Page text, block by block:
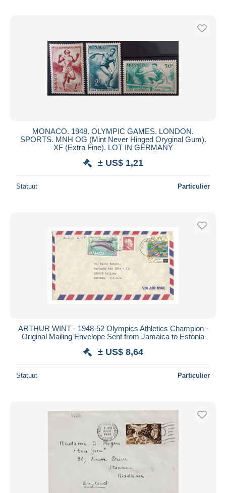
MONACO. 1948. OLYMPIC GAMES. LONDON.
SPORTS. MNH OG (Mint Never Hinged Oryginal Gum).
XF (Extra Fine). LOT IN GERMANY
± US$ 1,21
Statuut Particulier
ARTHUR WINT - 1948-52 Olympics Athletics Champion -
Original Mailing Envelope Sent from Jamaica to Estonia
± US$ 8,64
Statuut Particulier